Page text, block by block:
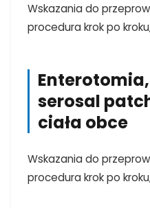
Nie jestem
Wskazania do
procedura krok po
serosal
ciała obce
Wskazania do
procedura krok po